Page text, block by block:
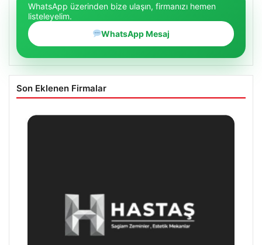
WhatsApp üzerinden bize ulaşın, firmanızı hemen
listeleyelim.
WhatsApp Mesaj
Son Eklenen Firmalar